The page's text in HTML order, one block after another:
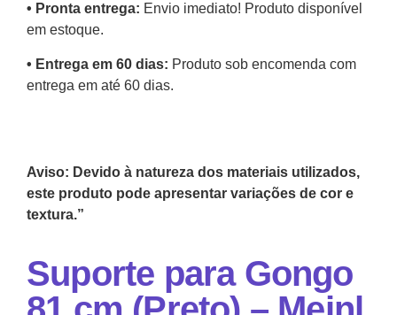
•⁠ ⁠Pronta entrega: Envio imediato! Produto disponível
em estoque.
•⁠ Entrega em 60 dias: Produto sob encomenda com
entrega em até 60 dias.
Aviso: Devido à natureza dos materiais utilizados,
este produto pode apresentar variações de cor e
textura.”
Suporte para Gongo